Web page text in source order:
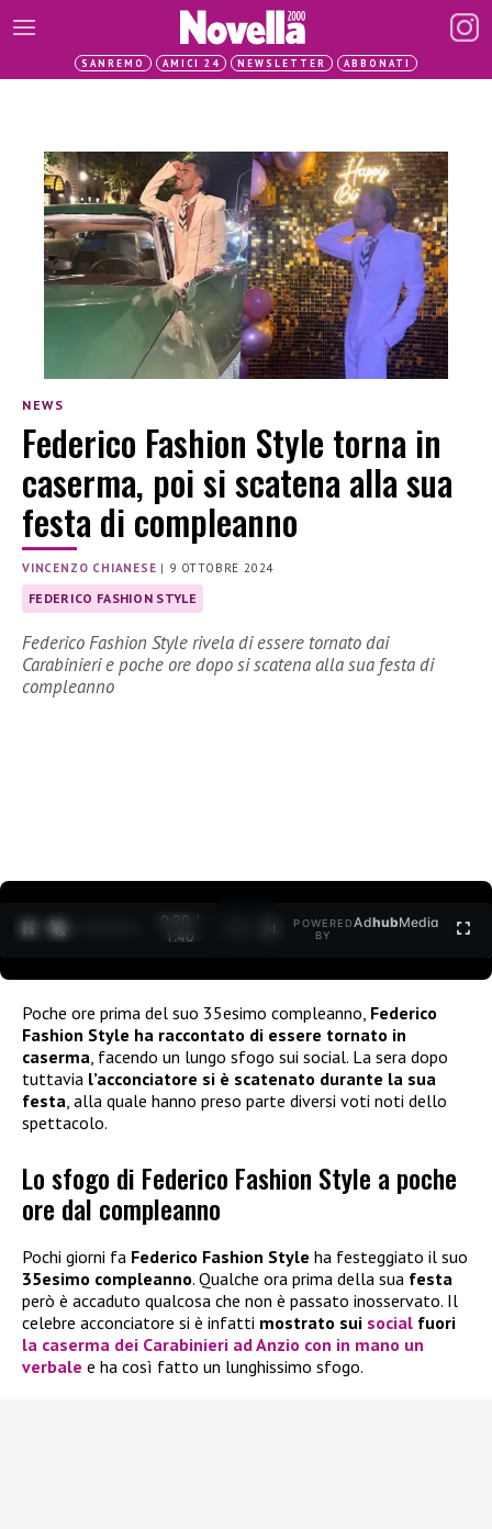
SANREMO AMICI 24 NEWSLETTER ABBONATI
NEWS
Federico Fashion Style torna in
caserma, poi si scatena alla sua
festa di compleanno
VINCENZO CHIANESE | 9 OTTOBRE 2024
FEDERICO FASHION STYLE
Federico Fashion Style rivela di essere tornato dai
Carabinieri e poche ore dopo si scatena alla sua festa di
compleanno
0:21 /
1:40
POWERED
BY
AdhubMedia
Poche ore prima del suo 35esimo compleanno, Federico
Fashion Style ha raccontato di essere tornato in
caserma , facendo un lungo sfogo sui social. La sera dopo
tuttavia l’acconciatore si è scatenato durante la sua
festa , alla quale hanno preso parte diversi voti noti dello
spettacolo.
Lo sfogo di Federico Fashion Style a poche
ore dal compleanno
Pochi giorni fa Federico Fashion Style ha festeggiato il suo
35esimo compleanno. Qualche ora prima della sua festa
però è accaduto qualcosa che non è passato inosservato. Il
celebre acconciatore si è infatti mostrato sui social fuori
la caserma dei Carabinieri ad Anzio con in mano un
verbale e ha così fatto un lunghissimo sfogo.